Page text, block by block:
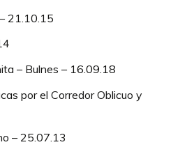
21.10.15
– Bulnes – 16.09.18
por el Corredor Oblicuo y
– 25.07.13